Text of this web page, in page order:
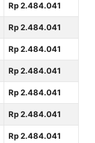
Rp 2.484.041
Rp 2.484.041
Rp 2.484.041
Rp 2.484.041
Rp 2.484.041
Rp 2.484.041
Rp 2.484.041